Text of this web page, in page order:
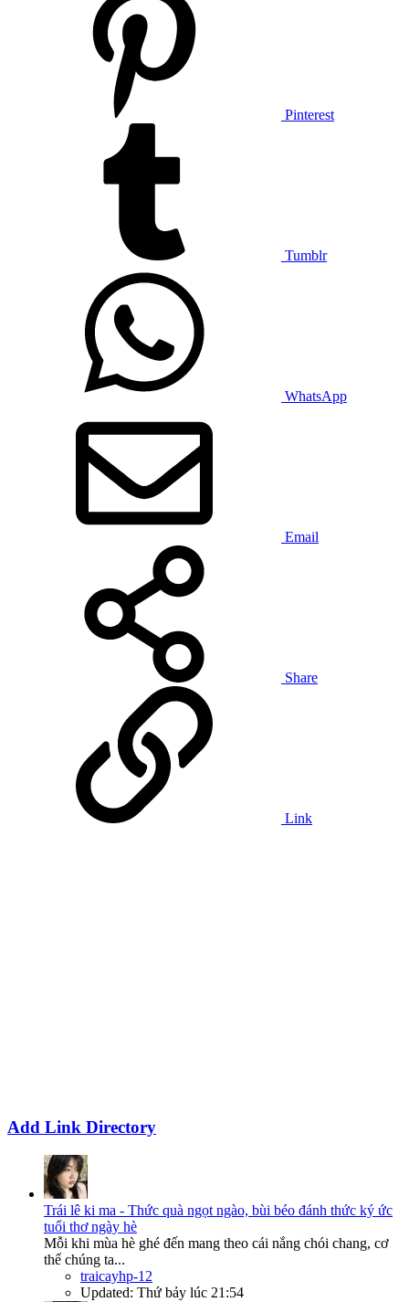
Pinterest
Tumblr
WhatsApp
Email
Share
Link
Add Link Directory
Trái lê ki ma - Thức quà ngọt ngào, bùi béo đánh thức ký ức
tuổi thơ ngày hè
Mỗi khi mùa hè ghé đến mang theo cái nắng chói chang, cơ
thể chúng ta...
traicayhp-12
Updated: Thứ bảy lúc 21:54